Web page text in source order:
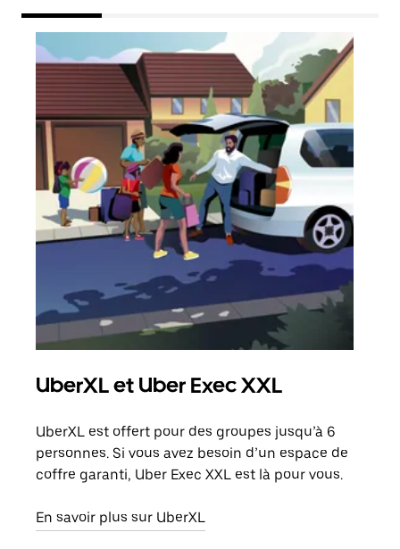
UberXL et Uber Exec XXL
UberXL est offert pour des groupes jusqu’à 6
personnes. Si vous avez besoin d’un espace de
coffre garanti, Uber Exec XXL est là pour vous.
En savoir plus sur UberXL